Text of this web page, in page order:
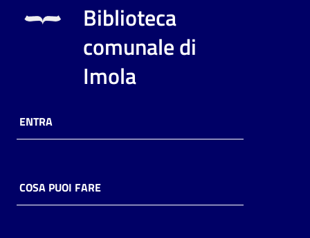
Risorse
online
Biblioteca
comunale di
Imola
ENTRA
COSA PUOI FARE